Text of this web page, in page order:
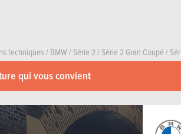
techniques/BMW/Série 2/Série 2 Gran Coupé/
qui vous convient